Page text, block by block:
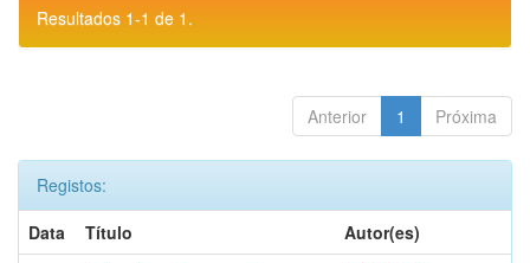
Resultados 1-1 de 1.
Anterior 1 Próxima
Registos:
Data
Título
Autor(es)